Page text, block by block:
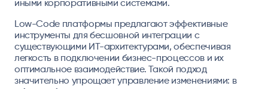
иными корпоративными системами.
Low-Code платформы предлагают эффективные
инструменты для бесшовной интеграции с
существующими ИТ-архитектурами, обеспечивая
легкость в подключении бизнес-процессов и их
оптимальное взаимодействие. Такой подход
значительно упрощает управление изменениями: в